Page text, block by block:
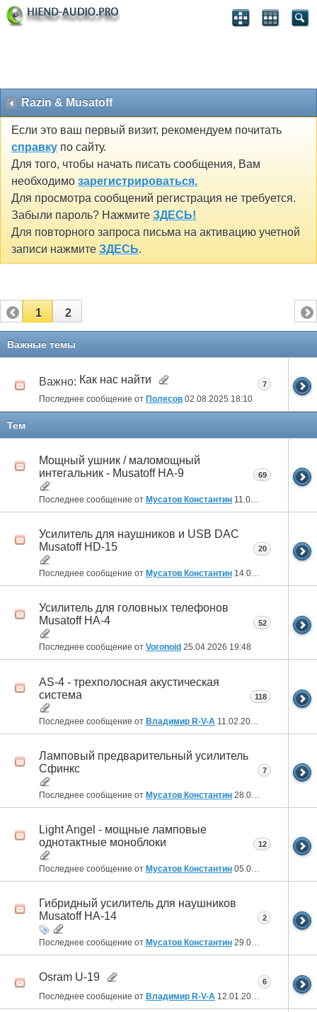
Razin & Musatoff
Если это ваш первый визит, рекомендуем почитать
справку по сайту.
Для того, чтобы начать писать сообщения, Вам
необходимо зарегистрироваться.
Для просмотра сообщений регистрация не требуется.
Забыли пароль? Нажмите ЗДЕСЬ!
Для повторного запроса письма на активацию учетной
записи нажмите ЗДЕСЬ.
1 2
Важные темы
Важно: Как нас найти
Последнее сообщение от Полесов 02.08.2025 18:10
7
Тем
Мощный ушник / маломощный
интегальник - Musatoff HA-9
Последнее сообщение от Мусатов Константин 11.07.2026
69
Усилитель для наушников и USB DAC
Musatoff HD-15
Последнее сообщение от Мусатов Константин 14.05.2026
20
Усилитель для головных телефонов
Musatoff HA-4
Последнее сообщение от Voronoid 25.04.2026 19:48
52
AS-4 - трехполосная акустическая
система
Последнее сообщение от Владимир R-V-A 11.02.2026
118
Ламповый предварительный усилитель
Сфинкс
Последнее сообщение от Мусатов Константин 28.01.2026
7
Light Angel - мощные ламповые
однотактные моноблоки
Последнее сообщение от Мусатов Константин 05.02.2025
12
Гибридный усилитель для наушников
Musatoff HA-14
Последнее сообщение от Мусатов Константин 29.01.2025
2
Osram U-19
Последнее сообщение от Владимир R-V-A 12.01.2025
6